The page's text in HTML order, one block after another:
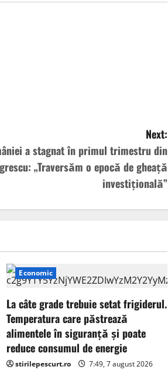
Next:
a stagnat în primul trimestru din
„Traversăm o epocă de gheață
investițională”
Economic
La câte grade trebuie setat frigiderul.
Temperatura care păstrează
alimentele în siguranță și poate
reduce consumul de energie
stirilepescurt.ro 7:49, 7 august 2026